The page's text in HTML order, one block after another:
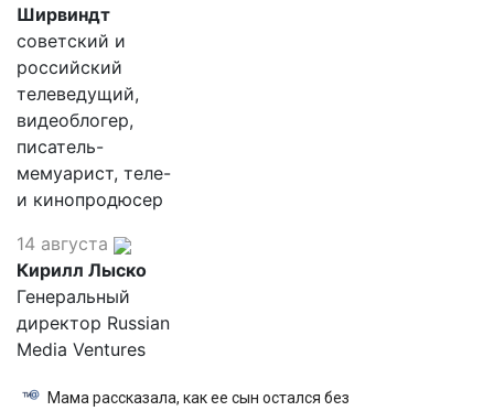
Ширвиндт
советский и
российский
телеведущий,
видеоблогер,
писатель-
мемуарист, теле-
и кинопродюсер
14 августа
Кирилл Лыско
Генеральный
директор Russian
Media Ventures
Мама рассказала, как ее сын остался без